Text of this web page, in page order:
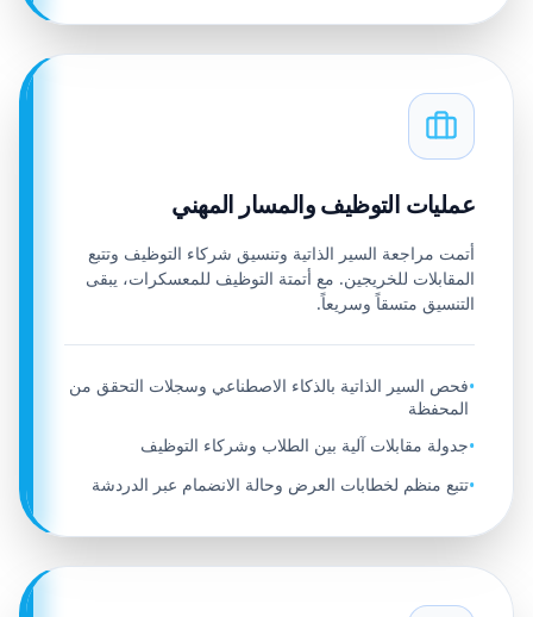
عمليات التوظيف والمسار المهني
أتمت مراجعة السير الذاتية وتنسيق شركاء التوظيف وتتبع
المقابلات للخريجين. مع أتمتة التوظيف للمعسكرات، يبقى
التنسيق متسقاً وسريعاً.
•فحص السير الذاتية بالذكاء الاصطناعي وسجلات التحقق من
المحفظة
•جدولة مقابلات آلية بين الطلاب وشركاء التوظيف
•تتبع منظم لخطابات العرض وحالة الانضمام عبر الدردشة